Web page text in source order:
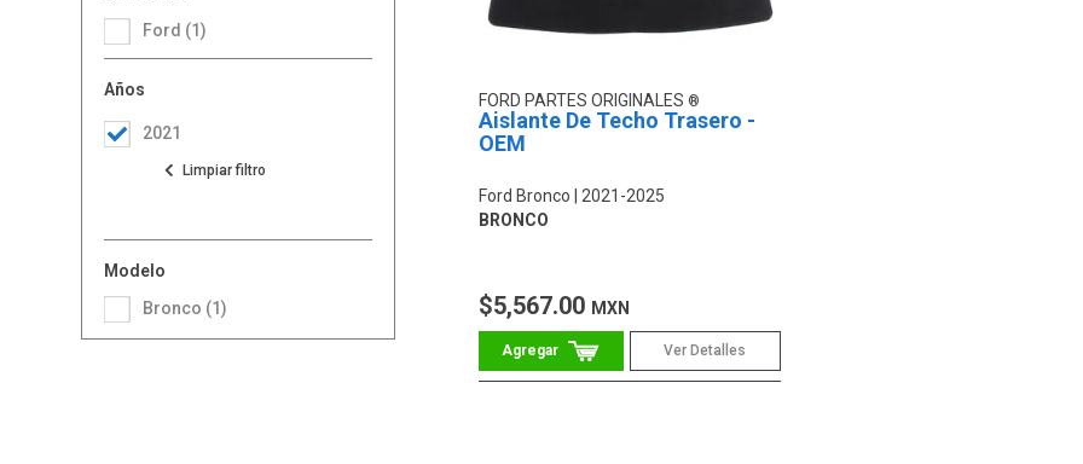
Ford (1)
Modelo
Bronco (1)
Años
2021
FORD PARTES ORIGINALES
Aislante De Techo Trasero -
OEM
Ford Bronco
2021-2025
BRONCO
$5,567.00 MXN
Ver Detalles